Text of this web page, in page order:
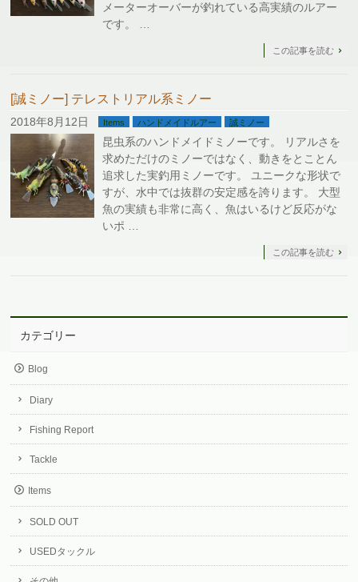
メーターオーバーが釣れている高実績のルアー
です。 …
この記事を読む
[誠ミノー] テレストリアル系ミノー
2018年8月12日 Items ハンドメイドルアー 誠ミノー
昆虫系のハンドメイドミノーです。 リアルさを
求めただけのミノーではなく、動きをとことん
追求した実釣用ミノーです。 ユニークな形状で
すが、水中では抜群の安定感を誇ります。 大型
魚の実績も非常に高く、魚はいるけど反応がな
いポ …
この記事を読む
カテゴリー
Blog
Diary
Fishing Report
Tackle
Items
SOLD OUT
USEDタックル